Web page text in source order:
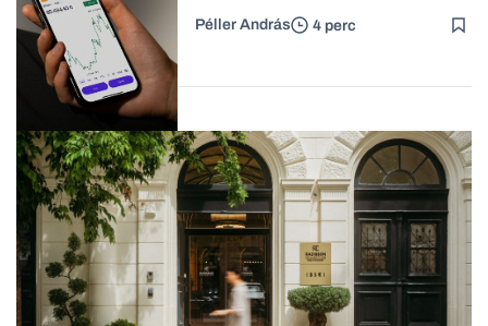
Forbes-sztori
Fintech
kriptoszolgáltatását az
fintech
Péller András 4 perc